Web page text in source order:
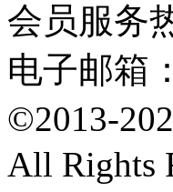
会员服务
电子邮箱
©2013-
All Rights